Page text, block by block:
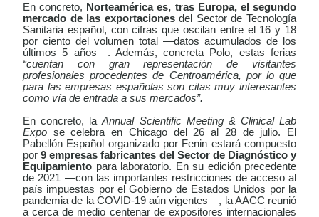
En concreto, Norteamérica es, tras Europa, el segundo
mercado de las exportacionesdel Sector de Tecnología
Sanitaria español, con cifras que oscilan entre el 16 y 18
por ciento del volumen total —datos acumulados de los
últimos 5 años—. Además, concreta Polo, estas ferias
“cuentan con gran representación de visitantes
profesionales procedentes de Centroamérica, por lo que
para las empresas españolas son citas muy interesantes
como vía de entrada a sus mercados”.
En concreto, laAnnual Scientific Meeting & Clinical Lab
Expo se celebra en Chicago del 26 al 28 de julio. El
Pabellón Español organizado por Fenin estará compuesto
por9 empresas fabricantes del Sector de Diagnóstico y
Equipamiento para laboratorio. En su edición precedente
de 2021 —con las importantes restricciones de acceso al
país impuestas por el Gobierno de Estados Unidos por la
pandemia de la COVID-19 aún vigentes—, la AACC reunió
a cerca de medio centenar de expositores internacionales